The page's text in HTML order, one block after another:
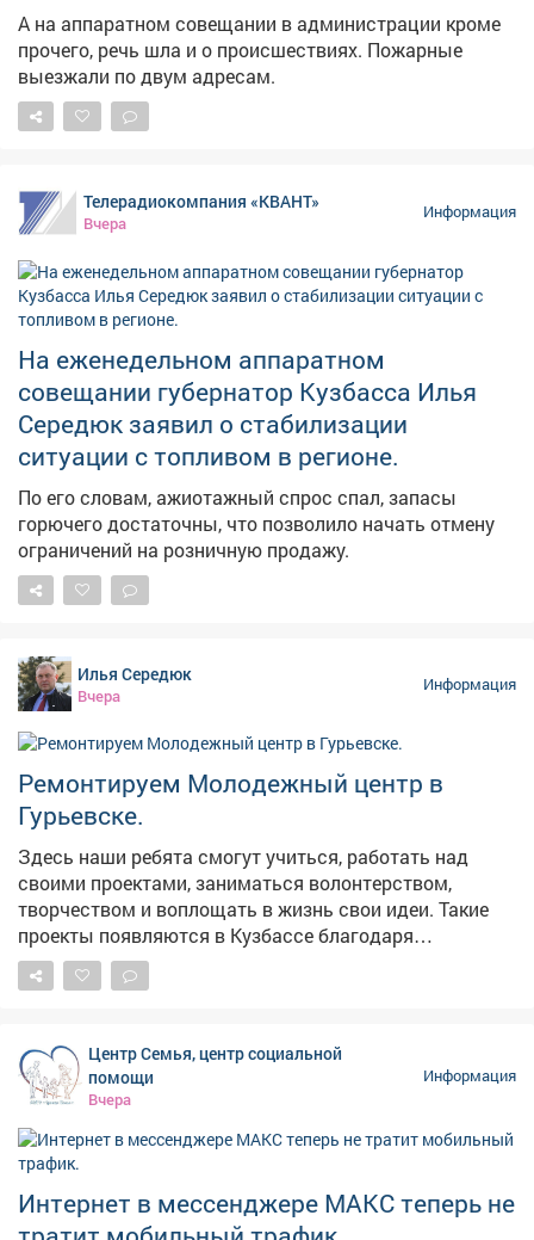
А на аппаратном совещании в администрации кроме
прочего, речь шла и о происшествиях. Пожарные
выезжали по двум адресам.
Телерадиокомпания «КВАНТ»
Вчера
Информация
На еженедельном аппаратном
совещании губернатор Кузбасса Илья
Середюк заявил о стабилизации
ситуации с топливом в регионе.
По его словам, ажиотажный спрос спал, запасы
горючего достаточны, что позволило начать отмену
ограничений на розничную продажу.
Илья Середюк
Вчера
Информация
Ремонтируем Молодежный центр в
Гурьевске.
Здесь наши ребята смогут учиться, работать над
своими проектами, заниматься волонтерством,
творчеством и воплощать в жизнь свои идеи. Такие
проекты появляются в Кузбассе благодаря
федеральной поддержке - в том числе национальному
проекту «Молодежь и дети». Мы работаем над тем,
максимальные результаты в виде молодежных
центров, социальных учреждений, культурных и
образовательных площадок. Каждая новая точка
инвестиция в будущее. У ребят появляется больше
возможностей для самореализации, они могут
активнее включаться в жизнь своих городов и
поселков. Тем самым - связывают свое будущее с
Центр Семья, центр социальной
помощи
Вчера
Информация
Интернет в мессенджере МАКС теперь не